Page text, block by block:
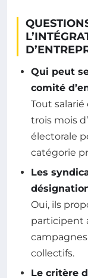
Qui peut
comité
Tout salarié
trois mois
électorale
catégorie
Les
Oui, ils
participent
collectifs.
Le critère